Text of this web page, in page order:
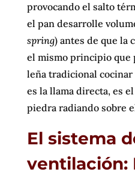
provocando el salto
el pan desarrolle
spring) antes de que la
el mismo principio que
leña tradicional cocinar
es la llama directa, es
piedra radiando sobre
El sistema
ventilación: